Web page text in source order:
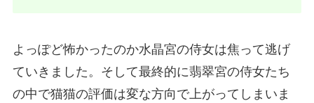
よっぽど怖かったのか水晶宮の侍女は焦って逃げ
ていきました。そして最終的に翡翠宮の侍女たち
の中で猫猫の評価は変な方向で上がってしまいま